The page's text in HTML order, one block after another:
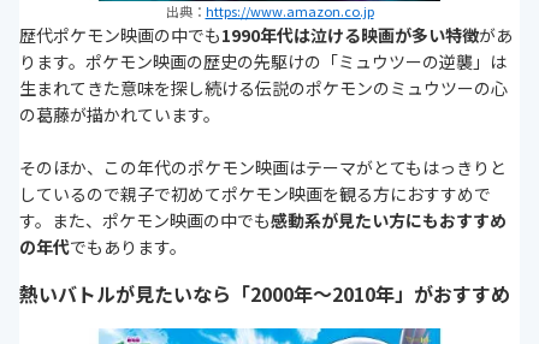
出典： https://www.amazon.co.jp
歴代ポケモン映画の中でも1990年代は泣ける映画が多い特徴があ
ります。ポケモン映画の歴史の先駆けの「ミュウツーの逆襲」は
生まれてきた意味を探し続ける伝説のポケモンのミュウツーの心
の葛藤が描かれています。
そのほか、この年代のポケモン映画はテーマがとてもはっきりと
しているので親子で初めてポケモン映画を観る方におすすめで
す。また、ポケモン映画の中でも感動系が見たい方にもおすすめ
の年代でもあります。
熱いバトルが見たいなら「2000年〜2010年」がおすすめ